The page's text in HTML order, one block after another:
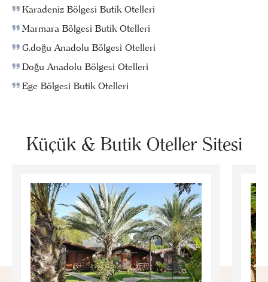
Karadeniz Bölgesi Butik Otelleri
Marmara Bölgesi Butik Otelleri
G.doğu Anadolu Bölgesi Otelleri
Doğu Anadolu Bölgesi Otelleri
Ege Bölgesi Butik Otelleri
Küçük & Butik Oteller Sitesi